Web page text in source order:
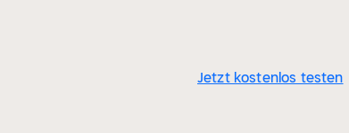
Jetzt kostenlos testen